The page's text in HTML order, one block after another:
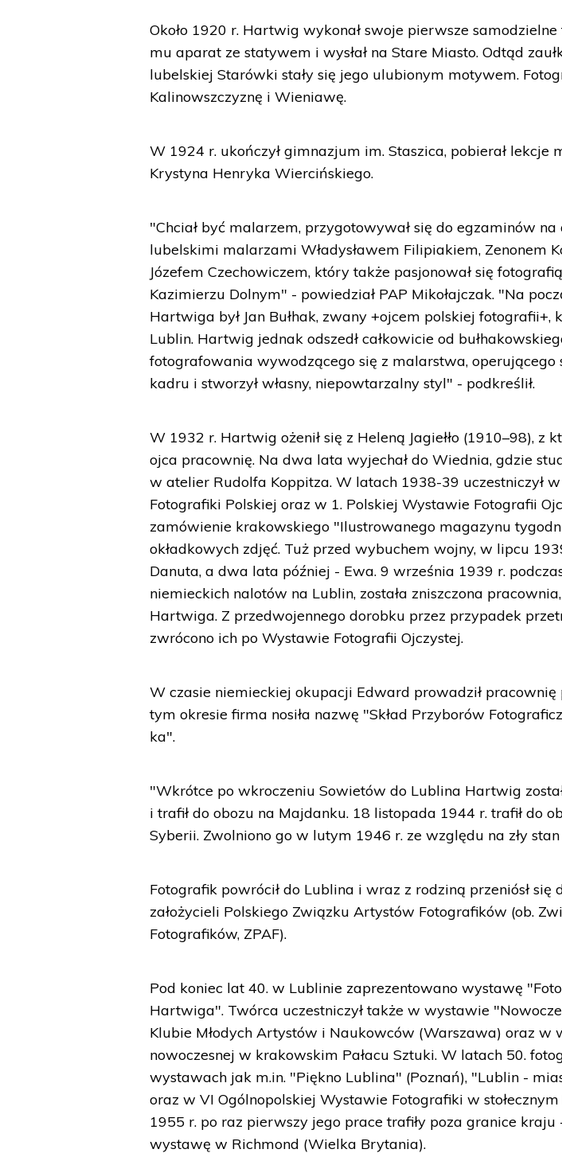
Około 1920 r. Hartwig wykonał swoje pierwsze samodzielne
mu aparat ze statywem i wysłał na Stare Miasto. Odtąd
lubelskiej Starówki stały się jego ulubionym motywem.
Kalinowszczyznę i Wieniawę.
W 1924 r. ukończył gimnazjum im. Staszica, pobierał lekcje
Krystyna Henryka Wiercińskiego.
"Chciał być malarzem, przygotowywał się do egzaminów na
lubelskimi malarzami Władysławem Filipiakiem, Zenonem
Józefem Czechowiczem, który także pasjonował się
Kazimierzu Dolnym" - powiedział PAP Mikołajczak. "Na
Hartwiga był Jan Bułhak, zwany +ojcem polskiej fotografii+,
Lublin. Hartwig jednak odszedł całkowicie od
fotografowania wywodzącego się z malarstwa, operującego
kadru i stworzył własny, niepowtarzalny styl" - podkreślił.
W 1932 r. Hartwig ożenił się z Heleną Jagiełło (1910–98), z
ojca pracownię. Na dwa lata wyjechał do Wiednia, gdzie
w atelier Rudolfa Koppitza. W latach 1938-39 uczestniczył
Fotografiki Polskiej oraz w 1. Polskiej Wystawie Fotografii
zamówienie krakowskiego "Ilustrowanego magazynu
okładkowych zdjęć. Tuż przed wybuchem wojny, w lipcu
Danuta, a dwa lata później - Ewa. 9 września 1939 r.
niemieckich nalotów na Lublin, została zniszczona
Hartwiga. Z przedwojennego dorobku przez przypadek
zwrócono ich po Wystawie Fotografii Ojczystej.
W czasie niemieckiej okupacji Edward prowadził pracownię
tym okresie firma nosiła nazwę "Skład Przyborów
ka".
"Wkrótce po wkroczeniu Sowietów do Lublina Hartwig
i trafił do obozu na Majdanku. 18 listopada 1944 r. trafił do
Syberii. Zwolniono go w lutym 1946 r. ze względu na zły
Fotografik powrócił do Lublina i wraz z rodziną przeniósł się
założycieli Polskiego Związku Artystów Fotografików (ob.
Fotografików, ZPAF).
Pod koniec lat 40. w Lublinie zaprezentowano wystawę
Hartwiga". Twórca uczestniczył także w wystawie
Klubie Młodych Artystów i Naukowców (Warszawa) oraz w
nowoczesnej w krakowskim Pałacu Sztuki. W latach 50.
wystawach jak m.in. "Piękno Lublina" (Poznań), "Lublin -
oraz w VI Ogólnopolskiej Wystawie Fotografiki w
1955 r. po raz pierwszy jego prace trafiły poza granice
wystawę w Richmond (Wielka Brytania).